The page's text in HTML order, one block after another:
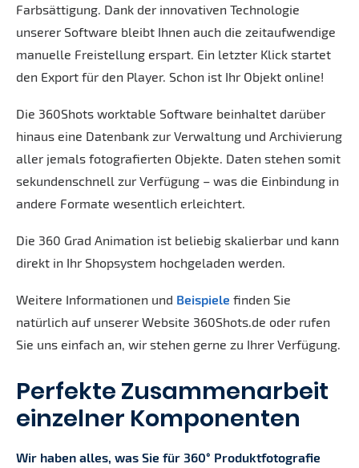
Farbsättigung. Dank der innovativen Technologie
unserer Software bleibt Ihnen auch die zeitaufwendige
manuelle Freistellung erspart. Ein letzter Klick startet
den Export für den Player. Schon ist Ihr Objekt online!
Die 360Shots worktable Software beinhaltet darüber
hinaus eine Datenbank zur Verwaltung und Archivierung
aller jemals fotografierten Objekte. Daten stehen somit
sekundenschnell zur Verfügung – was die Einbindung in
andere Formate wesentlich erleichtert.
Die 360 Grad Animation ist beliebig skalierbar und kann
direkt in Ihr Shopsystem hochgeladen werden.
Weitere Informationen und Beispiele finden Sie
natürlich auf unserer Website 360Shots.de oder rufen
Sie uns einfach an, wir stehen gerne zu Ihrer Verfügung.
Perfekte Zusammenarbeit
einzelner Komponenten
Wir haben alles, was Sie für 360° Produktfotografie